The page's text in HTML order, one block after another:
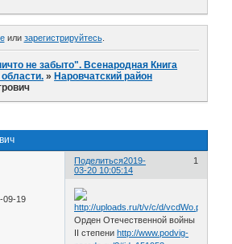
или зарегистрируйтесь.
не забыто". Всенародная Книга
» Наровчатский район
Поделиться 1
2019-
03-20 10:05:14
09-19
Орден Отечественной войны
II степениhttp://www.podvig-